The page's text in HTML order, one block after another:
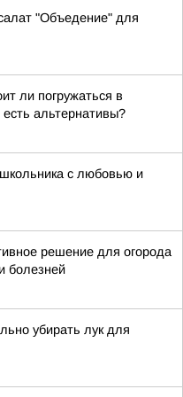
"Объедение" для
ли погружаться в
альтернативы?
с любовью и
решение для огорода
болезней
убирать лук для